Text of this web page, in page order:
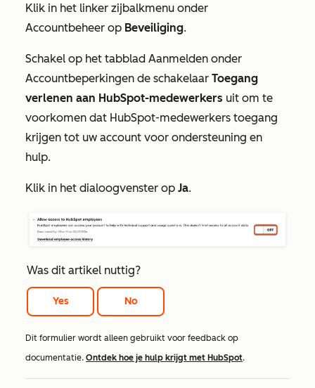
Klik in het linker zijbalkmenu onder
Accountbeheer op Beveiliging.
Schakel op het tabblad Aanmelden onder
Accountbeperkingen de schakelaar Toegang
verlenen aan HubSpot-medewerkers uit om te
voorkomen dat HubSpot-medewerkers toegang
krijgen tot uw account voor ondersteuning en
hulp.
Klik in het dialoogvenster op Ja.
Was dit artikel nuttig?
Yes No
Dit formulier wordt alleen gebruikt voor feedback op
documentatie. Ontdek hoe je hulp krijgt met HubSpot.